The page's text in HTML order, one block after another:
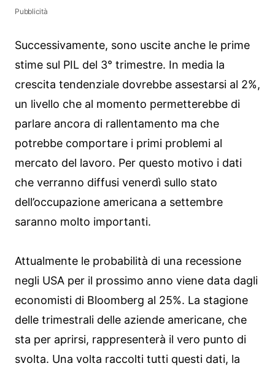
Pubblicità
Successivamente, sono uscite anche le prime
stime sul PIL del 3° trimestre. In media la
crescita tendenziale dovrebbe assestarsi al 2%,
un livello che al momento permetterebbe di
parlare ancora di rallentamento ma che
potrebbe comportare i primi problemi al
mercato del lavoro. Per questo motivo i dati
che verranno diffusi venerdì sullo stato
dell’occupazione americana a settembre
saranno molto importanti.
Attualmente le probabilità di una recessione
negli USA per il prossimo anno viene data dagli
economisti di Bloomberg al 25%. La stagione
delle trimestrali delle aziende americane, che
sta per aprirsi, rappresenterà il vero punto di
svolta. Una volta raccolti tutti questi dati, la